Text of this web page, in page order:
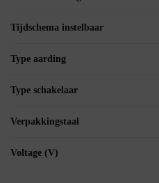
Tijdschema instelbaar
Type aarding
Type schakelaar
Verpakkingstaal
Voltage (V)